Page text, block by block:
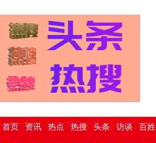
首页 资讯 热点 热搜 头条 访谈 百姓